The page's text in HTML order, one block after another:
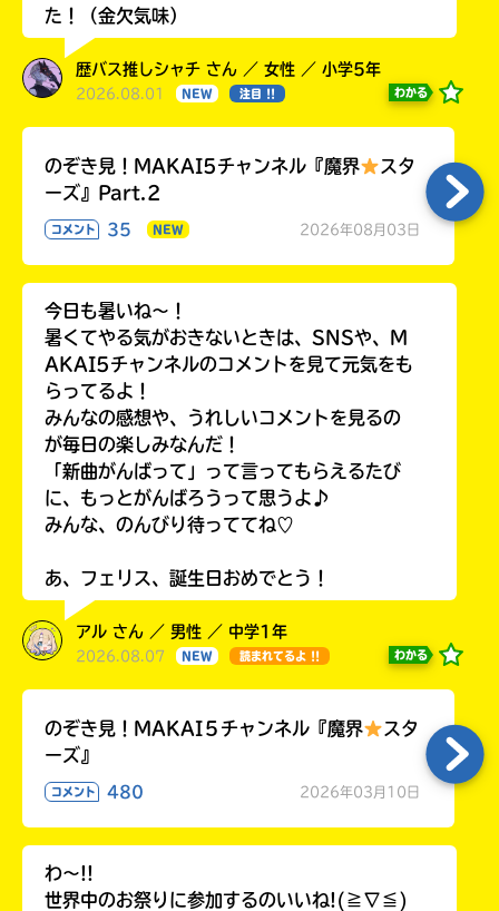
た！（金欠気味）
歴バス推しシャチ さん ／ 女性 ／ 小学5年
2026.08.01 NEW 注目 !! わかる
のぞき見！MAKAI5チャンネル『魔界
スタ
ーズ』Part.2
コメント 35 NEW 2026年08月03日
今日も暑いね〜！
暑くてやる気がおきないときは、SNSや、M
AKAI5チャンネルのコメントを見て元気をも
らってるよ！
みんなの感想や、うれしいコメントを見るの
が毎日の楽しみなんだ！
「新曲がんばって」って言ってもらえるたび
に、もっとがんばろうって思うよ♪
みんな、のんびり待っててね♡
あ、フェリス、誕生日おめでとう！
アル さん ／ 男性 ／ 中学1年
2026.08.07 NEW 読まれてるよ !! わかる
のぞき見！MAKAI５チャンネル『魔界
スタ
ーズ』
コメント 480 2026年03月10日
わ〜!!
世界中のお祭りに参加するのいいね!(≧∇≦)